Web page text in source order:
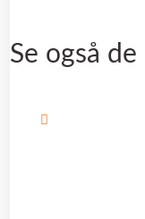
Se også